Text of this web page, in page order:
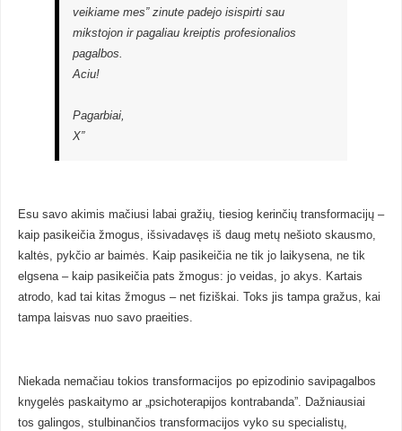
veikiame mes” zinute padejo isispirti sau
mikstojon ir pagaliau kreiptis profesionalios
pagalbos.
Aciu!
Pagarbiai,
X”
Esu savo akimis mačiusi labai gražių, tiesiog kerinčių transformacijų –
kaip pasikeičia žmogus, išsivadavęs iš daug metų nešioto skausmo,
kaltės, pykčio ar baimės. Kaip pasikeičia ne tik jo laikysena, ne tik
elgsena – kaip pasikeičia pats žmogus: jo veidas, jo akys. Kartais
atrodo, kad tai kitas žmogus – net fiziškai. Toks jis tampa gražus, kai
tampa laisvas nuo savo praeities.
Niekada nemačiau tokios transformacijos po epizodinio savipagalbos
knygelės paskaitymo ar „psichoterapijos kontrabanda”. Dažniausiai
tos galingos, stulbinančios transformacijos vyko su specialistų,